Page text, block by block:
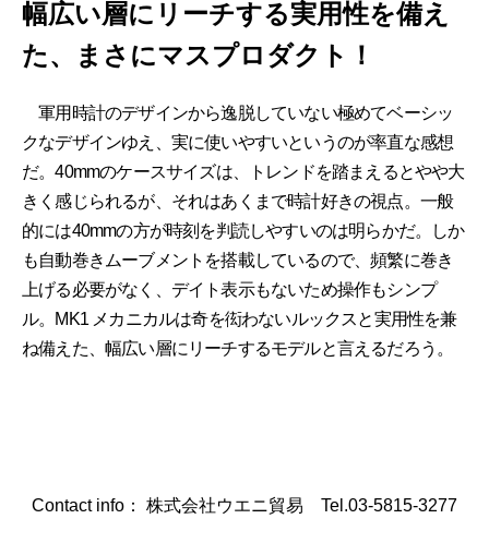
幅広い層にリーチする実用性を備え
た、まさにマスプロダクト！
軍用時計のデザインから逸脱していない極めてベーシッ
クなデザインゆえ、実に使いやすいというのが率直な感想
だ。40mmのケースサイズは、トレンドを踏まえるとやや大
きく感じられるが、それはあくまで時計好きの視点。一般
的には40mmの方が時刻を判読しやすいのは明らかだ。しか
も自動巻きムーブメントを搭載しているので、頻繁に巻き
上げる必要がなく、デイト表示もないため操作もシンプ
ル。MK1 メカニカルは奇を衒わないルックスと実用性を兼
ね備えた、幅広い層にリーチするモデルと言えるだろう。
Contact info： 株式会社ウエニ貿易 Tel.03-5815-3277